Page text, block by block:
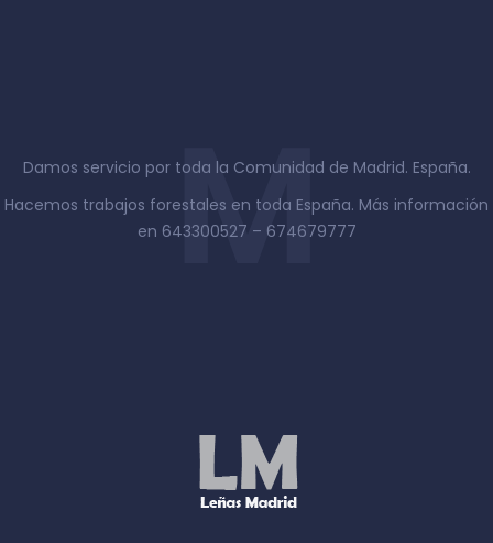
Damos servicio por toda la Comunidad de Madrid. España.
Hacemos trabajos forestales en toda España. Más información
en 643300527 – 674679777